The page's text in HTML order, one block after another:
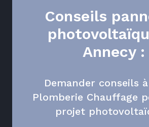
Conseils
Annecy :
Demander conseils
Plomberie Chauffage
projet